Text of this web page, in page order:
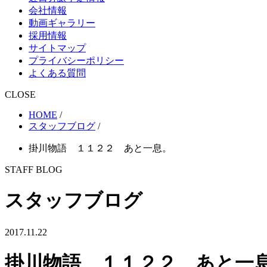
会社情報
動画ギャラリー
採用情報
サイトマップ
プライバシーポリシー
よくある質問
CLOSE
HOME /
スタッフブログ /
掛川物語 １１２２ あと一息。
STAFF BLOG
スタッフブログ
2017.11.22